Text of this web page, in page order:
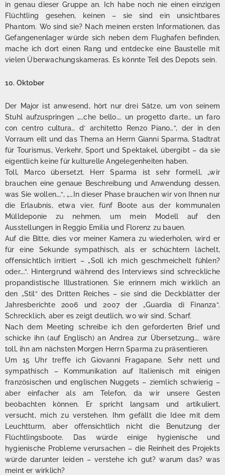
in genau dieser Gruppe an. Ich habe noch nie einen einzigen
Flüchtling gesehen, keinen – sie sind ein unsichtbares
Phantom. Wo sind sie? Nach meinen ersten Informationen, das
Gefangenenlager würde sich neben dem Flughafen befinden,
mache ich dort einen Rang und entdecke eine Baustelle mit
vielen Überwachungskameras. Es könnte Teil des Depots sein.
10. Oktober
Der Major ist anwesend, hört nur drei Sätze, um von seinem
Stuhl aufzuspringen „…che bello…. un progetto d’arte… un faro
con centro cultura… d‘ architetto Renzo Piano…“, der in den
Vorraum eilt und das Thema an Herrn Gianni Sparma, Stadtrat
für Tourismus, Verkehr, Sport und Spektakel, übergibt – da sie
eigentlich keine für kulturelle Angelegenheiten haben.
Toll, Marco übersetzt. Herr Sparma ist sehr formell, „wir
brauchen eine genaue Beschreibung und Anwendung dessen,
was Sie wollen….“, „…In dieser Phase brauchen wir von Ihnen nur
die Erlaubnis, etwa vier, fünf Boote aus der kommunalen
Mülldeponie zu nehmen, um mein Modell auf den
Ausstellungen in Reggio Emilia und Florenz zu bauen.
Auf die Bitte, dies vor meiner Kamera zu wiederholen, wird er
für eine Sekunde sympathisch, als er schüchtern lächelt,
offensichtlich irritiert – „Soll ich mich geschmeichelt fühlen?
oder….“. Hintergrund während des Interviews sind schreckliche
propandistische Illustrationen. Sie erinnern mich wirklich an
den „Stil“ des Dritten Reiches – sie sind die Deckblätter der
Jahresberichte 2006 und 2007 der „Guardia di Finanza“.
Schrecklich, aber es zeigt deutlich, wo wir sind. Scharf.
Nach dem Meeting schreibe ich den geforderten Brief und
schicke ihn (auf Englisch) an Andrea zur Übersetzung…. wäre
toll, ihn am nächsten Morgen Herrn Sparma zu präsentieren.
Um 15 Uhr treffe ich Giovanni Fragapane. Sehr nett und
sympathisch – Kommunikation auf Italienisch mit einigen
französischen und englischen Nuggets – ziemlich schwierig –
aber einfacher als am Telefon, da wir unsere Gesten
beobachten können. Er spricht langsam und artikuliert,
versucht, mich zu verstehen. Ihm gefällt die Idee mit dem
Leuchtturm, aber offensichtlich nicht die Benutzung der
Flüchtlingsboote. Das würde einige hygienische und
hygienische Probleme verursachen – die Reinheit des Projekts
würde darunter leiden – verstehe ich gut? warum das? was
meint er wirklich?